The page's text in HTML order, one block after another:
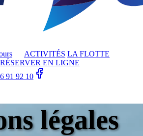
ACTIVITÉS LA FLOTTE
RÉSERVER EN LIGNE
91 92 10
légales